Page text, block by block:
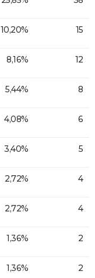
10,20% 15
8,16% 12
5,44% 8
4,08% 6
3,40% 5
2,72% 4
2,72% 4
1,36% 2
1,36% 2